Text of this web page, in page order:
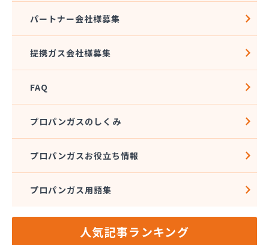
パートナー会社様募集
提携ガス会社様募集
FAQ
プロパンガスのしくみ
プロパンガスお役立ち情報
プロパンガス用語集
人気記事ランキング